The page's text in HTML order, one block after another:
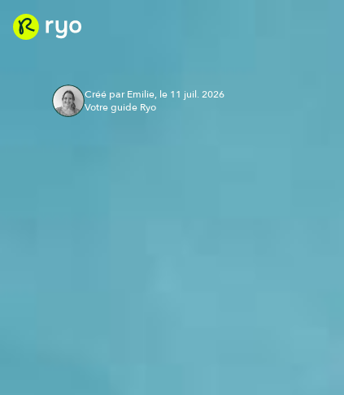
Créé par Emilie, le 11 juil. 2026
Votre guide Ryo